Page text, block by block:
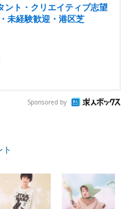
ント・クリエイティブ志望
未経験歓迎・港区芝
Sponsored by